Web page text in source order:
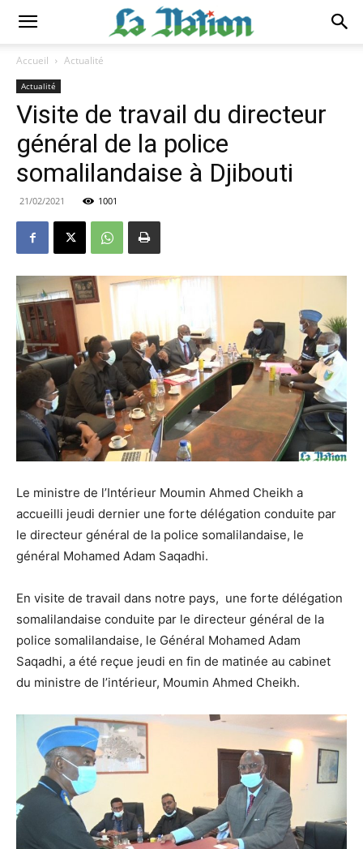
Accueil Actualité
Actualité
Visite de travail du directeur
général de la police
somalilandaise à Djibouti
21/02/2021 1001
Le ministre de l’Intérieur Moumin Ahmed Cheikh a
accueilli jeudi dernier une forte délégation conduite par
le directeur général de la police somalilandaise, le
général Mohamed Adam Saqadhi.
En visite de travail dans notre pays, une forte délégation
somalilandaise conduite par le directeur général de la
police somalilandaise, le Général Mohamed Adam
Saqadhi, a été reçue jeudi en fin de matinée au cabinet
du ministre de l’intérieur, Moumin Ahmed Cheikh.